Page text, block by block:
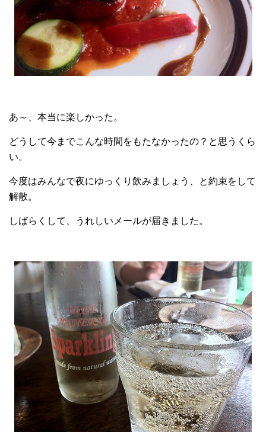
あ～、本当に楽しかった。
どうして今までこんな時間をもたなかったの？と思うくら
い。
今度はみんなで夜にゆっくり飲みましょう、と約束をして
解散。
しばらくして、 うれしいメールが届きました。